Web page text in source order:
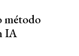
método
IA